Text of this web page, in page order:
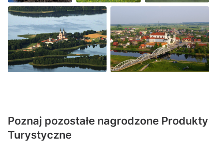
Poznaj pozostałe nagrodzone Produkty
Turystyczne